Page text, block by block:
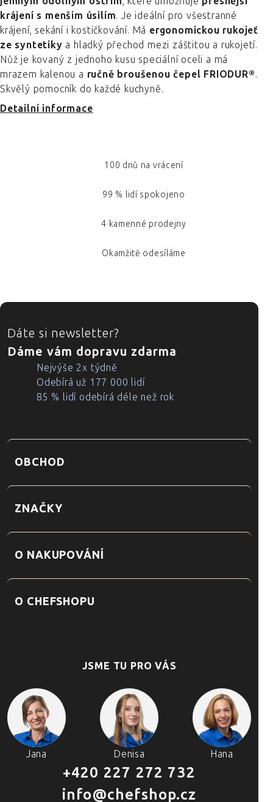
krájení s menším úsilím. Je ideální pro všestranné
krájení, sekání i kostičkování. Má ergonomickou rukojeť
ze syntetiky a hladký přechod mezi záštitou a rukojetí.
Nůž je kovaný z jednoho kusu speciální oceli a má
mrazem kalenou a ručně broušenou čepel FRIODUR®.
Skvělý pomocník do každé kuchyně.
Detailní informace
100 dnů na vrácení
99 % lidí spokojeno
4 kamenné prodejny
Okamžitě odesíláme
ZÁPATÍ
Dáte si newsletter?
Dáme vám dopravu zdarma
Nejvýše 2x týdně
Odebírá už 177 000 lidí
85 % lidí odebírá déle než rok
OBCHOD
ZNAČKY
O NAKUPOVÁNÍ
O CHEFSHOPU
JSME TU PRO VÁS
Jana Denisa Hana
+420 227 272 732
info@chefshop.cz